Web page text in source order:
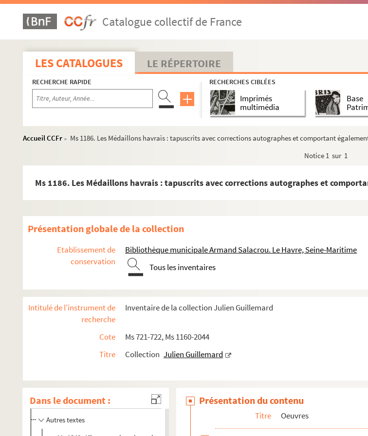
Catalogue collectif de France
LES CATALOGUES LE RÉPERTOIRE
RECHERCHE RAPIDE RECHERCHES CIBLÉES
Imprimés
multimédia
Base
Accueil CCFr >
Ms 1186. Les Médaillons havrais : tapuscrits avec corrections autographes et comportant
Notice 1 sur 1
Ms 1186. Les Médaillons havrais : tapuscrits avec corrections autographes et
Présentation globale de la collection
Etablissement de
conservation
Bibliothèque municipale Armand Salacrou. Le Havre, Seine-Maritime
Tous les inventaires
Intitulé de l'instrument de
recherche
Inventaire de la collection Julien Guillemard
Cote
Ms 721-722, Ms 1160-2044
Titre
Collection Julien Guillemard
Dans le document :
Romans
Oeuvre poétique
Autres textes
Présentation du contenu
Titre Oeuvres